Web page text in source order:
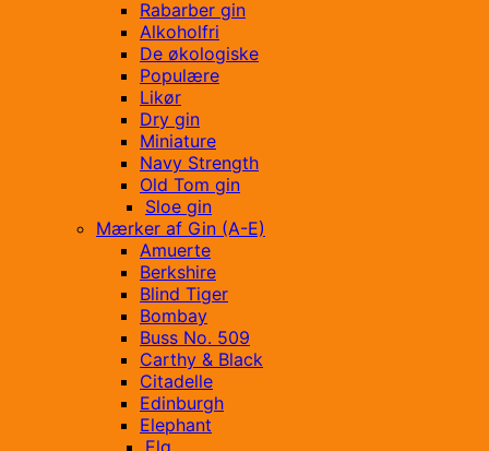
Rabarber gin
Alkoholfri
De økologiske
Populære
Likør
Dry gin
Miniature
Navy Strength
Old Tom gin
Sloe gin
Mærker af Gin (A-E)
Amuerte
Berkshire
Blind Tiger
Bombay
Buss No. 509
Carthy & Black
Citadelle
Edinburgh
Elephant